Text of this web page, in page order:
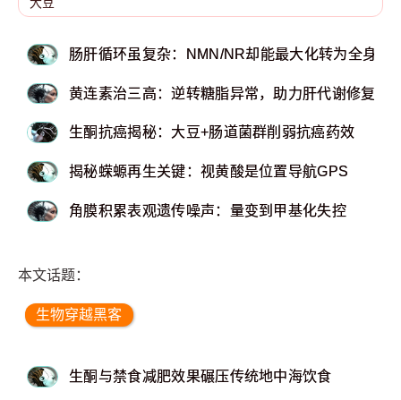
肠肝循环虽复杂：NMN/NR却能最大化转为全身
黄连素治三高：逆转糖脂异常，助力肝代谢修复！
生酮抗癌揭秘：大豆+肠道菌群削弱抗癌药效
揭秘蝾螈再生关键：视黄酸是位置导航GPS
角膜积累表观遗传噪声：量变到甲基化失控
本文话题：
生物穿越黑客
生酮与禁食减肥效果碾压传统地中海饮食